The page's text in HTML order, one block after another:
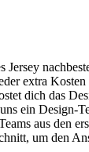
extra
dich das
ein
aus
um den